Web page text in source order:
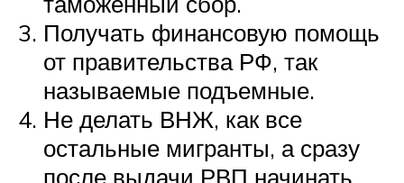
Получать финансовую помощь
от правительства РФ, так
называемые подъемные.
Не делать ВНЖ, как все
остальные мигранты, а сразу
после выдачи РВП начинать